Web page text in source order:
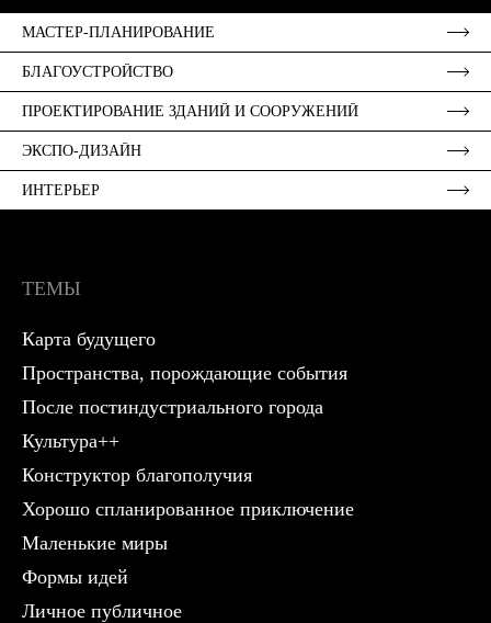
МАСТЕР-ПЛАНИРОВАНИЕ
БЛАГОУСТРОЙСТВО
ПРОЕКТИРОВАНИЕ ЗДАНИЙ И СООРУЖЕНИЙ
ЭКСПО-ДИЗАЙН
ИНТЕРЬЕР
ТЕМЫ
Карта будущего
Пространства, порождающие события
После постиндустриального города
Культура++
Конструктор благополучия
Хорошо спланированное приключение
Маленькие миры
Формы идей
Личное публичное